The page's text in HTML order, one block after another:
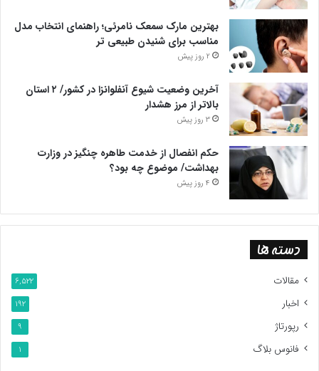
بهترین مارک سمعک نامرئی؛ راهنمای انتخاب مدل
مناسب برای شنیدن طبیعی تر
2 روز پیش
آخرین وضعیت شیوع آنفلوانزا در کشور/ ۲ استان
بالاتر از مرز هشدار
3 روز پیش
حکم انفصال از خدمت طاهره چنگیز در وزارت
بهداشت/ موضوع چه بود؟
4 روز پیش
دسته ها
مقالات 6,522
اخبار 192
رپورتاژ 9
فانوس بلاگ 1